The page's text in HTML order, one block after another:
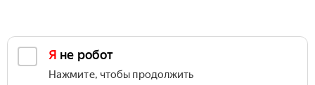
Я не робот
Нажмите, чтобы продолжить